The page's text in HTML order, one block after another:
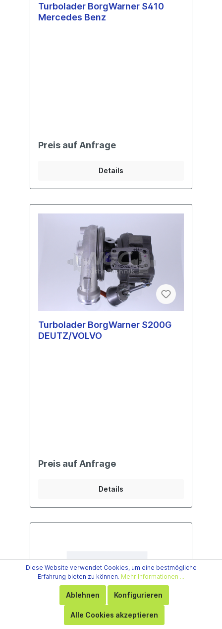
Turbolader BorgWarner S410
Mercedes Benz
Preis auf Anfrage
Details
Turbolader BorgWarner S200G
DEUTZ/VOLVO
Preis auf Anfrage
Details
Diese Website verwendet Cookies, um eine bestmögliche
Erfahrung bieten zu können. Mehr Informationen ...
Ablehnen Konfigurieren
Alle Cookies akzeptieren